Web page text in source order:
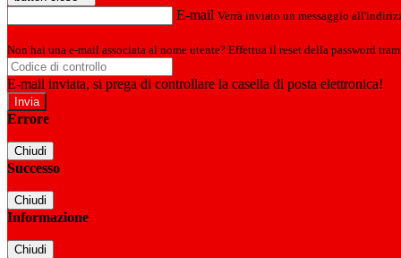
E-mail Verrà inviato un messaggio
Non hai una e-mail associata al nome utente? Effettua il reset della password
E-mail inviata, si prega di controllare la casella di posta elettronica!
Errore
Chiudi
Successo
Chiudi
Informazione
Chiudi